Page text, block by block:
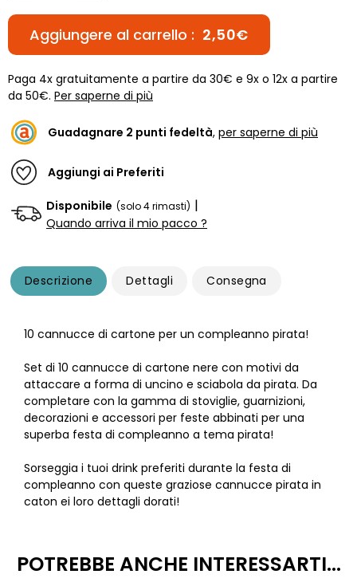
Aggiungere al carrello : 2,50€
Paga 4x gratuitamente a partire da 30€ e 9x o 12x a partire
da 50€. Per saperne di più
Guadagnare 2 punti fedeltà, per saperne di più
Aggiungi ai Preferiti
Disponibile (solo 4 rimasti) |
Quando arriva il mio pacco ?
Descrizione Dettagli Consegna
10 cannucce di cartone per un compleanno pirata!
Set di 10 cannucce di cartone nere con motivi da
attaccare a forma di uncino e sciabola da pirata. Da
completare con la gamma di stoviglie, guarnizioni,
decorazioni e accessori per feste abbinati per una
superba festa di compleanno a tema pirata!
Sorseggia i tuoi drink preferiti durante la festa di
compleanno con queste graziose cannucce pirata in
caton ei loro dettagli dorati!
POTREBBE ANCHE INTERESSARTI...